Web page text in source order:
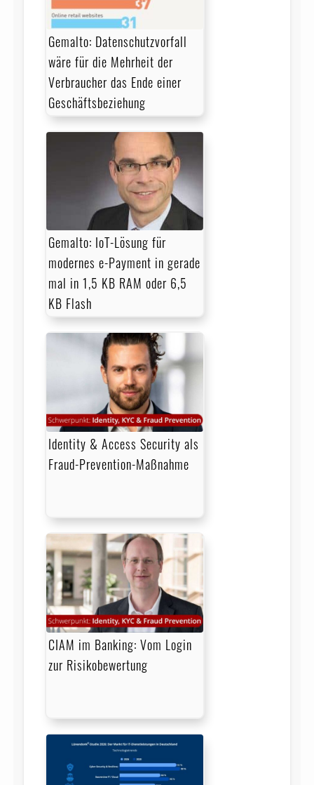
Gemalto: Datenschutzvorfall
wäre für die Mehrheit der
Verbraucher das Ende einer
Geschäftsbeziehung
Gemalto: IoT-Lösung für
modernes e-Payment in gerade
mal in 1,5 KB RAM oder 6,5
KB Flash
Identity & Access Security als
Fraud-Prevention-Maßnahme
CIAM im Banking: Vom Login
zur Risikobewertung